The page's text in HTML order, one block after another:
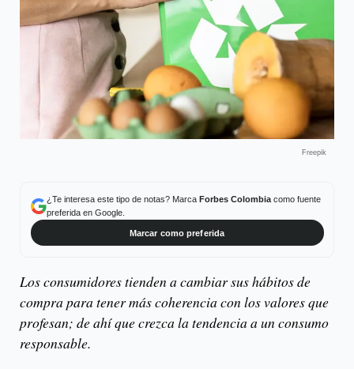
Freepik
¿Te interesa este tipo de notas? Marca Forbes Colombiacomo fuente
preferida en Google.
Marcar como preferida
Los consumidores tienden a cambiar sus hábitos de
compra para tener más coherencia con los valores que
profesan; de ahí que crezca la tendencia a un consumo
responsable.